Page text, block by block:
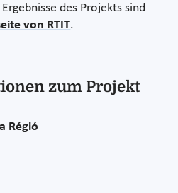
des Projekts sind
von RTIT.
zum Projekt
Régió